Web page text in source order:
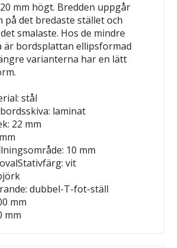
mm högt. Bredden uppgår
på det bredaste stället och
smalaste. Hos de mindre
är bordsplattan ellipsformad
varianterna har en lätt
stål
laminat
22 mm
10 mm
vit
dubbel-T-fot-ställ
mm
mm